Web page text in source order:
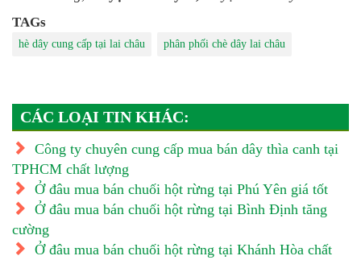
TAGs
hè dây cung cấp tại lai châu phân phối chè dây lai châu
CÁC LOẠI TIN KHÁC:
Công ty chuyên cung cấp mua bán dây thìa canh tại
TPHCM chất lượng
Ở đâu mua bán chuối hột rừng tại Phú Yên giá tốt
Ở đâu mua bán chuối hột rừng tại Bình Định tăng
cường
Ở đâu mua bán chuối hột rừng tại Khánh Hòa chất